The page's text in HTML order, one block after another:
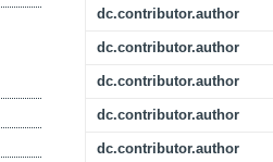
dc.contributor.author
dc.contributor.author
dc.contributor.author
dc.contributor.author
dc.contributor.author